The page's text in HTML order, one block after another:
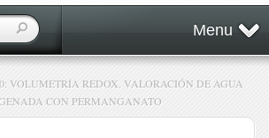
Menu
VOLUMETRÍA REDOX. VALORACIÓN DE AGUA
CON PERMANGANATO